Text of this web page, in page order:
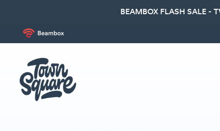
BEAMBOX FLASH SALE -